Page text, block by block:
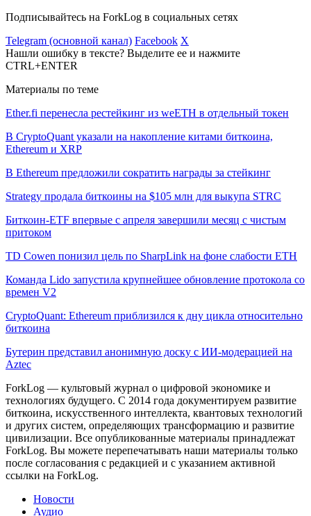
Подписывайтесь на ForkLog в социальных сетях
Telegram (основной канал) Facebook X
Нашли ошибку в тексте? Выделите ее и нажмите
CTRL+ENTER
Материалы по теме
Ether.fi перенесла рестейкинг из weETH в отдельный токен
В CryptoQuant указали на накопление китами биткоина,
Ethereum и XRP
В Ethereum предложили сократить награды за стейкинг
Strategy продала биткоины на $105 млн для выкупа STRC
Биткоин-ETF впервые с апреля завершили месяц с чистым
притоком
TD Cowen понизил цель по SharpLink на фоне слабости ETH
Команда Lido запустила крупнейшее обновление протокола со
времен V2
CryptoQuant: Ethereum приблизился к дну цикла относительно
биткоина
Бутерин представил анонимную доску с ИИ-модерацией на
Aztec
ForkLog — культовый журнал о цифровой экономике и
технологиях будущего. С 2014 года документируем развитие
биткоина, искусственного интеллекта, квантовых технологий
и других систем, определяющих трансформацию и развитие
цивилизации. Все опубликованные материалы принадлежат
ForkLog. Вы можете перепечатывать наши материалы только
после согласования с редакцией и с указанием активной
ссылки на ForkLog.
Новости
Аудио